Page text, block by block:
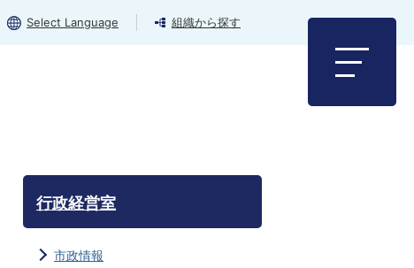
Select Language 組織から探す
行政経営室
市政情報